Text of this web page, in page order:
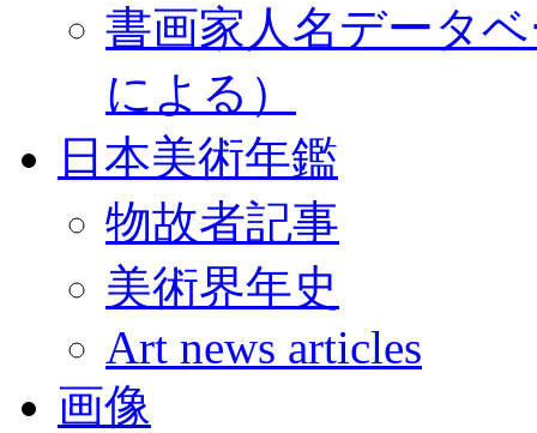
書画家人名データ
による）
日本美術年鑑
物故者記事
美術界年史
Art news articles
画像